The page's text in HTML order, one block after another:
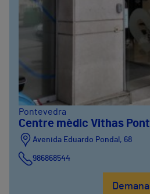
Pontevedra
Centre mèdic Vithas
Avenida Eduardo Pondal, 68
986868544